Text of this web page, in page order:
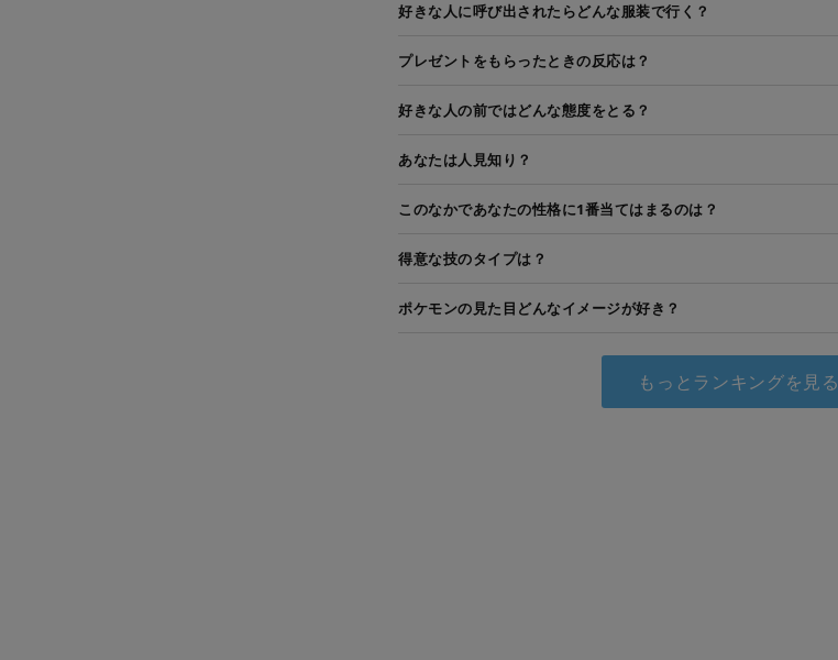
好きな人に呼び出されたらどんな服装で行く？
プレゼントをもらったときの反応は？
好きな人の前ではどんな態度をとる？
あなたは人見知り？
このなかであなたの性格に1番当てはまるのは？
得意な技のタイプは？
ポケモンの見た目どんなイメージが好き？
もっとランキングを見る